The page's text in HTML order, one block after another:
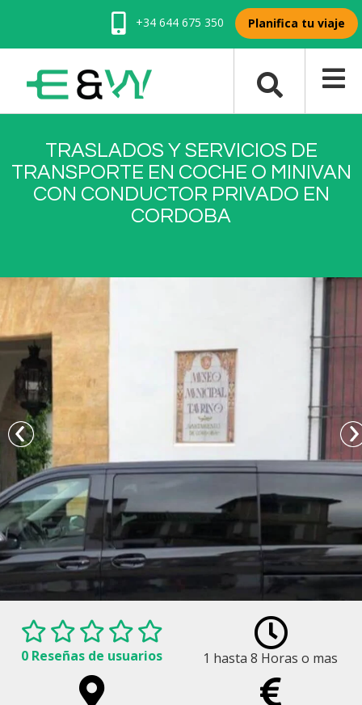
+34 644 675 350 Planifica tu viaje
TRASLADOS Y SERVICIOS DE
TRANSPORTE EN COCHE O MINIVAN
CON CONDUCTOR PRIVADO EN
CORDOBA
Servicios de Transporte Privado en Córdoba
0 Reseñas de usuarios 1 hasta 8 Horas o mas